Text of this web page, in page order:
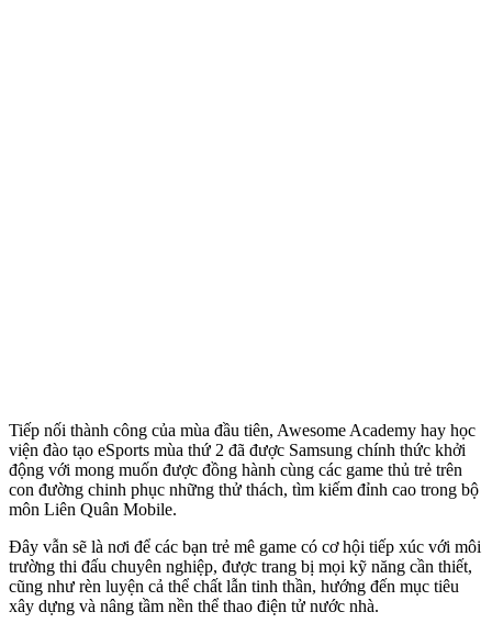
Tiếp nối thành công của mùa đầu tiên, Awesome Academy hay học
viện đào tạo eSports mùa thứ 2 đã được Samsung chính thức khởi
động với mong muốn được đồng hành cùng các game thủ trẻ trên
con đường chinh phục những thử thách, tìm kiếm đỉnh cao trong bộ
môn Liên Quân Mobile.
Đây vẫn sẽ là nơi để các bạn trẻ mê game có cơ hội tiếp xúc với môi
trường thi đấu chuyên nghiệp, được trang bị mọi kỹ năng cần thiết,
cũng như rèn luyện cả thể chất lẫn tinh thần, hướng đến mục tiêu
xây dựng và nâng tầm nền thể thao điện tử nước nhà.